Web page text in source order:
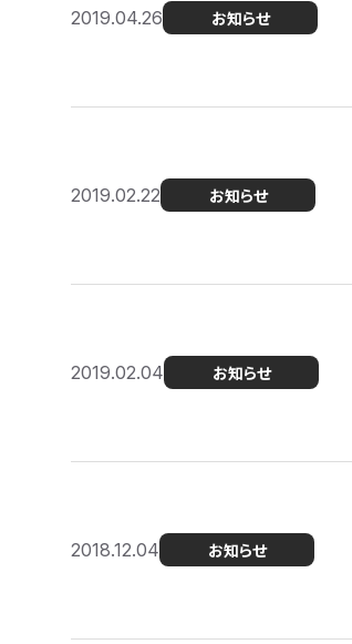
2019.04.26 お知らせ
2019.02.22 お知らせ
2019.02.04 お知らせ
2018.12.04 お知らせ